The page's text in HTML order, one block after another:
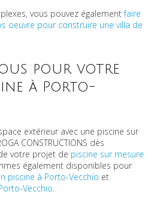
vous pouvez égalementfaire
oeuvre pour construire une villa de
pour votre
à Porto-
extérieur avec une piscine sur
CONSTRUCTIONS dès
votre projet de piscine sur mesure
également disponibles pour
piscine à Porto-Vecchio et
Vecchio